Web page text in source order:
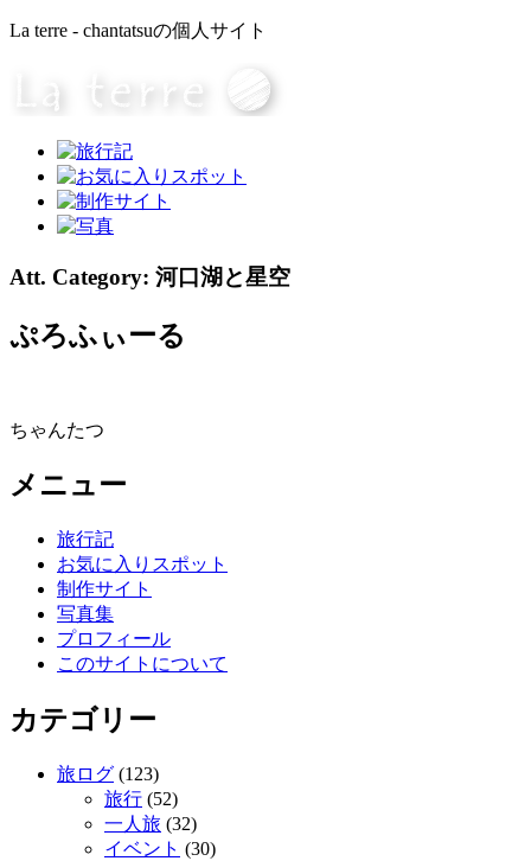
La terre - chantatsuの個人サイト
Att. Category: 河口湖と星空
ぷろふぃーる
ちゃんたつ
メニュー
旅行記
お気に入りスポット
制作サイト
写真集
プロフィール
このサイトについて
カテゴリー
旅ログ (123)
旅行 (52)
一人旅 (32)
イベント (30)